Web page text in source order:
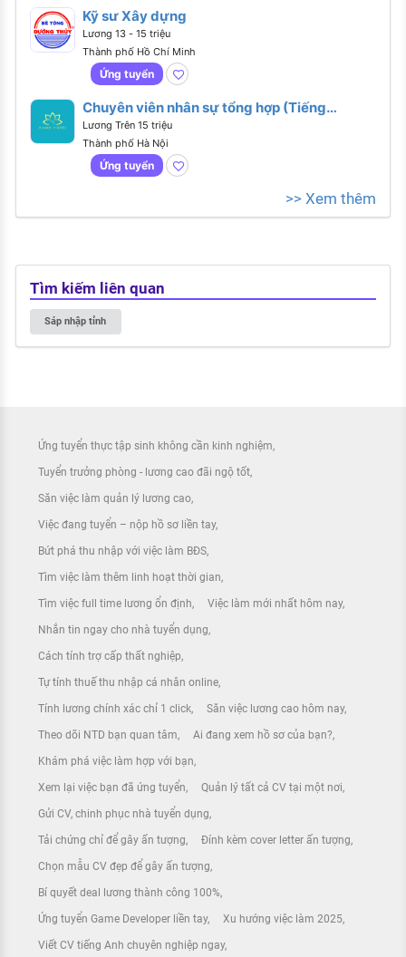
Kỹ sư Xây dựng
Lương 13 - 15 triệu
Thành phố Hồ Chí Minh
Ứng tuyển
Chuyên viên nhân sự tổng hợp (Tiếng
Anh giao tiếp)
Lương Trên 15 triệu
Thành phố Hà Nội
Ứng tuyển
>> Xem thêm
Tìm kiếm liên quan
Sáp nhập tỉnh
Ứng tuyển thực tập sinh không cần kinh nghiệm
Tuyển trưởng phòng - lương cao đãi ngộ tốt
Săn việc làm quản lý lương cao
Việc đang tuyển – nộp hồ sơ liền tay
Bứt phá thu nhập với việc làm BĐS
Tìm việc làm thêm linh hoạt thời gian
Tìm việc full time lương ổn định Việc làm mới nhất hôm nay
Nhắn tin ngay cho nhà tuyển dụng
Cách tính trợ cấp thất nghiệp
Tự tính thuế thu nhập cá nhân online
Tính lương chính xác chỉ 1 click Săn việc lương cao hôm nay
Theo dõi NTD bạn quan tâm Ai đang xem hồ sơ của bạn?
Khám phá việc làm hợp với bạn
Xem lại việc bạn đã ứng tuyển Quản lý tất cả CV tại một nơi
Gửi CV, chinh phục nhà tuyển dụng
Tải chứng chỉ để gây ấn tượng Đính kèm cover letter ấn tượng
Chọn mẫu CV đẹp để gây ấn tượng
Bí quyết deal lương thành công 100%
Ứng tuyển Game Developer liền tay Xu hướng việc làm 2025
Viết CV tiếng Anh chuyên nghiệp ngay